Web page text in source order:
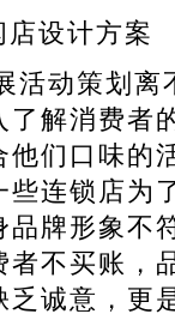
活动策划离
解消费者
他们口味的
连锁店为
牌形象不
不买账，
诚意，更